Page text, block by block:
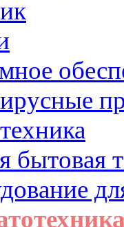
бытовая